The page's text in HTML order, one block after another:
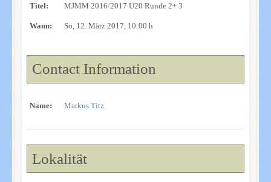
Titel: MJMM 2016/2017 U20 Runde 2+ 3
Wann: So, 12. März 2017, 10:00 h
Contact Information
Name: Markus Titz
Lokalität